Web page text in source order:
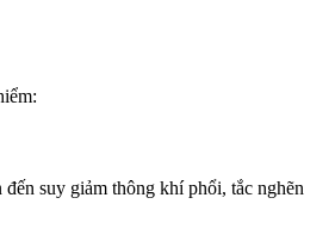
suy giảm thông khí phổi, tắc nghẽn